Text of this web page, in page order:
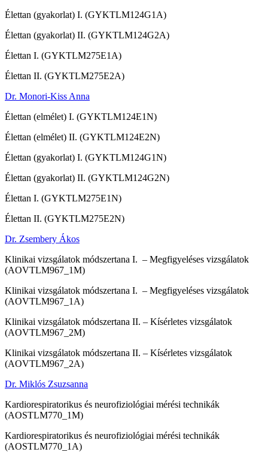
Élettan (gyakorlat) I. (GYKTLM124G1A)
Élettan (gyakorlat) II. (GYKTLM124G2A)
Élettan I. (GYKTLM275E1A)
Élettan II. (GYKTLM275E2A)
Dr. Monori-Kiss Anna
Élettan (elmélet) I. (GYKTLM124E1N)
Élettan (elmélet) II. (GYKTLM124E2N)
Élettan (gyakorlat) I. (GYKTLM124G1N)
Élettan (gyakorlat) II. (GYKTLM124G2N)
Élettan I. (GYKTLM275E1N)
Élettan II. (GYKTLM275E2N)
Dr. Zsembery Ákos
Klinikai vizsgálatok módszertana I. – Megfigyeléses vizsgálatok
(AOVTLM967_1M)
Klinikai vizsgálatok módszertana I. – Megfigyeléses vizsgálatok
(AOVTLM967_1A)
Klinikai vizsgálatok módszertana II. – Kísérletes vizsgálatok
(AOVTLM967_2M)
Klinikai vizsgálatok módszertana II. – Kísérletes vizsgálatok
(AOVTLM967_2A)
Dr. Miklós Zsuzsanna
Kardiorespiratorikus és neurofiziológiai mérési technikák
(AOSTLM770_1M)
Kardiorespiratorikus és neurofiziológiai mérési technikák
(AOSTLM770_1A)